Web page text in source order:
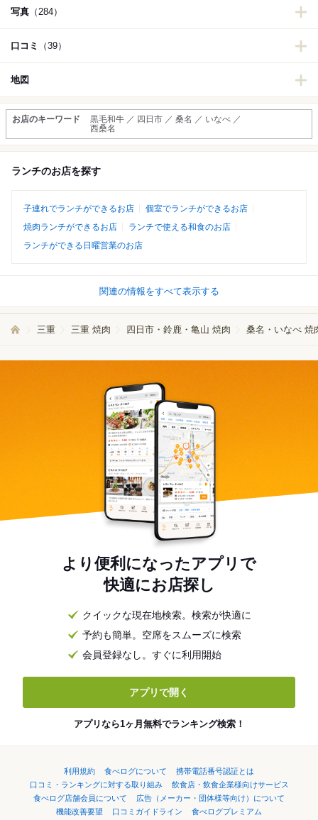
写真 （284）
口コミ （39）
地図
お店のキーワード
黒毛和牛 ／ 四日市 ／ 桑名 ／ いなべ ／
西桑名
ランチのお店を探す
子連れでランチができるお店
個室でランチができるお店
焼肉ランチができるお店
ランチで使える和食のお店
ランチができる日曜営業のお店
関連の情報をすべて表示する
三重 三重 焼肉 四日市・鈴鹿・亀山 焼肉 桑名・いなべ 焼
より便利になったアプリで
快適にお店探し
クイックな現在地検索。検索が快適に
予約も簡単。空席をスムーズに検索
会員登録なし。すぐに利用開始
アプリで開く
アプリなら1ヶ月無料でランキング検索！
利用規約 食べログについて
携帯電話番号認証とは
口コミ・ランキングに対する取り組み
飲食店・飲食企業様向けサービス
食べログ店舗会員について
広告（メーカー・団体様等向け）について
機能改善要望
口コミガイドライン 食べログプレミアム